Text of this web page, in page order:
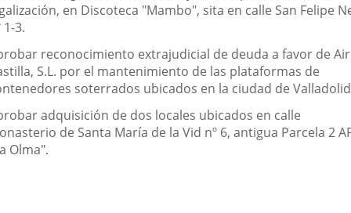
en Discoteca "Mambo", sita en calle San Felipe
1-3.
reconocimiento extrajudicial de deuda a favor de Air
S.L. por el mantenimiento de las plataformas de
soterrados ubicados en la ciudad de
adquisición de dos locales ubicados en calle
de Santa María de la Vid nº 6, antigua Parcela 2
Olma".